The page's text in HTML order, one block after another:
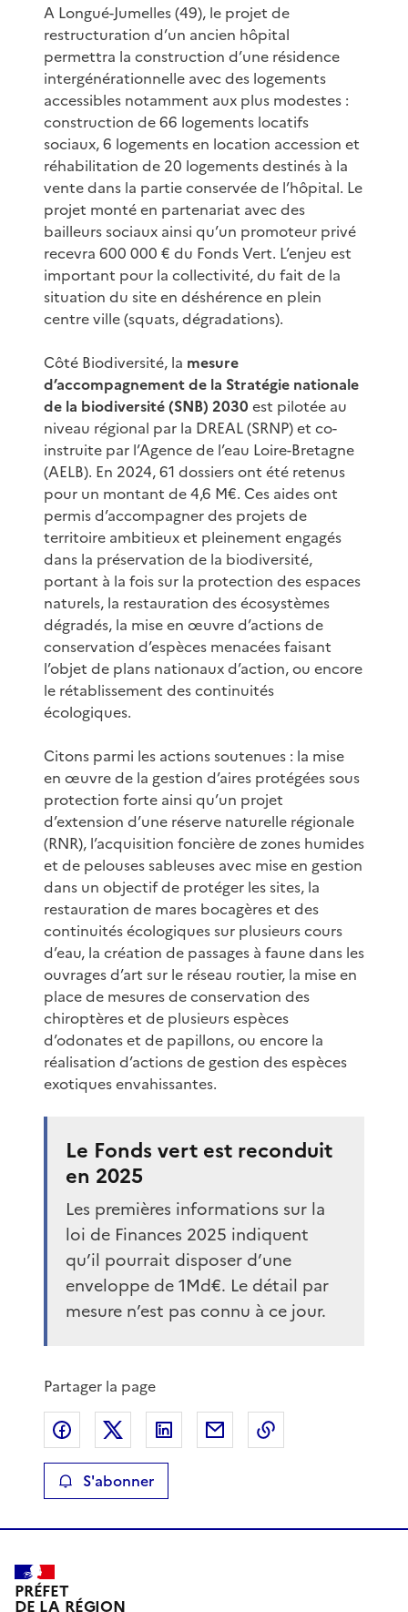
A Longué-Jumelles (49), le projet de
restructuration d’un ancien hôpital
permettra la construction d’une résidence
intergénérationnelle avec des logements
accessibles notamment aux plus modestes :
construction de 66 logements locatifs
sociaux, 6 logements en location accession et
réhabilitation de 20 logements destinés à la
vente dans la partie conservée de l’hôpital. Le
projet monté en partenariat avec des
bailleurs sociaux ainsi qu’un promoteur privé
recevra 600 000 € du Fonds Vert. L’enjeu est
important pour la collectivité, du fait de la
situation du site en déshérence en plein
centre ville (squats, dégradations).
Côté Biodiversité, la mesure
d’accompagnement de la Stratégie nationale
de la biodiversité (SNB) 2030 est pilotée au
niveau régional par la DREAL (SRNP) et co-
instruite par l’Agence de l’eau Loire-Bretagne
(AELB). En 2024, 61 dossiers ont été retenus
pour un montant de 4,6 M€. Ces aides ont
permis d’accompagner des projets de
territoire ambitieux et pleinement engagés
dans la préservation de la biodiversité,
portant à la fois sur la protection des espaces
naturels, la restauration des écosystèmes
dégradés, la mise en œuvre d’actions de
conservation d’espèces menacées faisant
l’objet de plans nationaux d’action, ou encore
le rétablissement des continuités
écologiques.
Citons parmi les actions soutenues : la mise
en œuvre de la gestion d’aires protégées sous
protection forte ainsi qu’un projet
d’extension d’une réserve naturelle régionale
(RNR), l’acquisition foncière de zones humides
et de pelouses sableuses avec mise en gestion
dans un objectif de protéger les sites, la
restauration de mares bocagères et des
continuités écologiques sur plusieurs cours
d’eau, la création de passages à faune dans les
ouvrages d’art sur le réseau routier, la mise en
place de mesures de conservation des
chiroptères et de plusieurs espèces
d’odonates et de papillons, ou encore la
réalisation d’actions de gestion des espèces
exotiques envahissantes.
Le Fonds vert est reconduit
en 2025
Les premières informations sur la
loi de Finances 2025 indiquent
qu’il pourrait disposer d’une
enveloppe de 1Md€. Le détail par
mesure n’est pas connu à ce jour.
Partager la page
Partager sur Facebook
Partager sur XPartager sur LinkedIn
Partager par email
S'abonner
PRÉFET
DE LA RÉGION